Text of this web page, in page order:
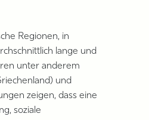
Regionen, in
lange und
unter anderem
und
zeigen, dass eine
soziale